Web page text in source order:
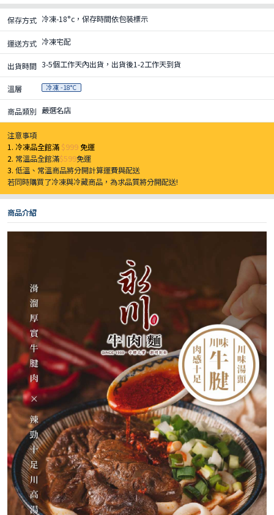
保存方式 冷凍-18°c，保存時間依包裝標示
運送方式 冷凍宅配
出貨時間 3-5個工作天內出貨，出貨後1-2工作天到貨
溫層 冷凍 -18°C
商品類別 嚴選名店
注意事項
1. 冷凍品全館滿 $999免運
2. 常溫品全館滿$599免運
3.低溫、常溫商品將分開計算運費與配送
若同時購買了冷凍與冷藏商品，為求品質將分開配送!
商品介紹